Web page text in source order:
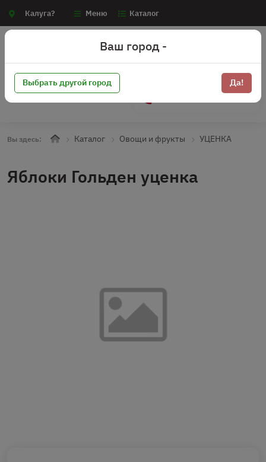
Калуга? Меню Каталог
Вы здесь: Каталог Овощи и фрукты УЦЕНКА
Яблоки Гольден уценка
Ваш город -
Выбрать другой город Да!